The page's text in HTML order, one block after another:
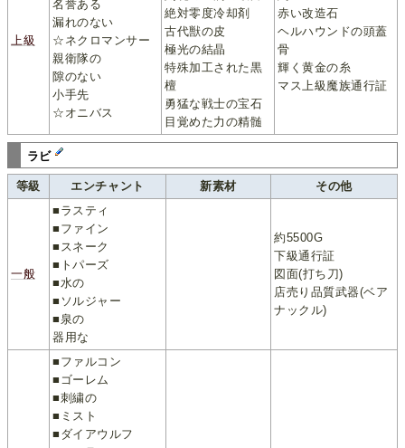
上級
名誉ある
漏れのない
☆ネクロマンサー
親衛隊の
隙のない
小手先
☆オニバス
絶対零度冷却剤
古代獣の皮
極光の結晶
特殊加工された黒
檀
勇猛な戦士の宝石
目覚めた力の精髄
赤い改造石
ヘルハウンドの頭蓋
骨
輝く黄金の糸
マス上級魔族通行証
ラビ
等級 エンチャント 新素材 その他
一般
■ラスティ
■ファイン
■スネーク
■トパーズ
■水の
■ソルジャー
■泉の
器用な
約5500G
下級通行証
図面(打ち刀)
店売り品質武器(ベア
ナックル)
■ファルコン
■ゴーレム
■刺繍の
■ミスト
■ダイアウルフ